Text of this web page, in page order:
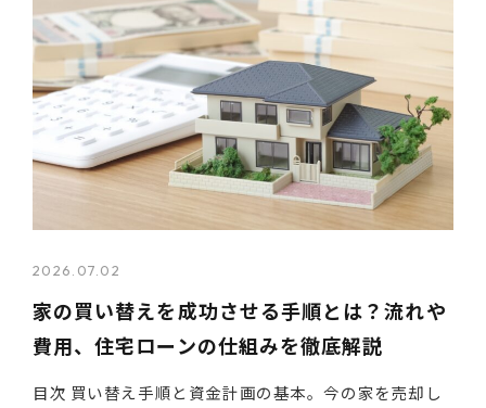
2026.07.02
家の買い替えを成功させる手順とは？流れや
費用、住宅ローンの仕組みを徹底解説
目次 買い替え手順と資金計画の基本。今の家を売却し